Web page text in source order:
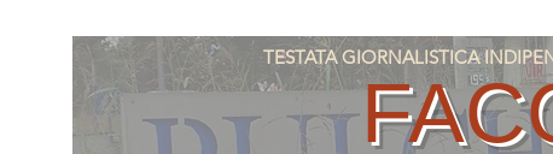
TESTATA GIORNALISTICA